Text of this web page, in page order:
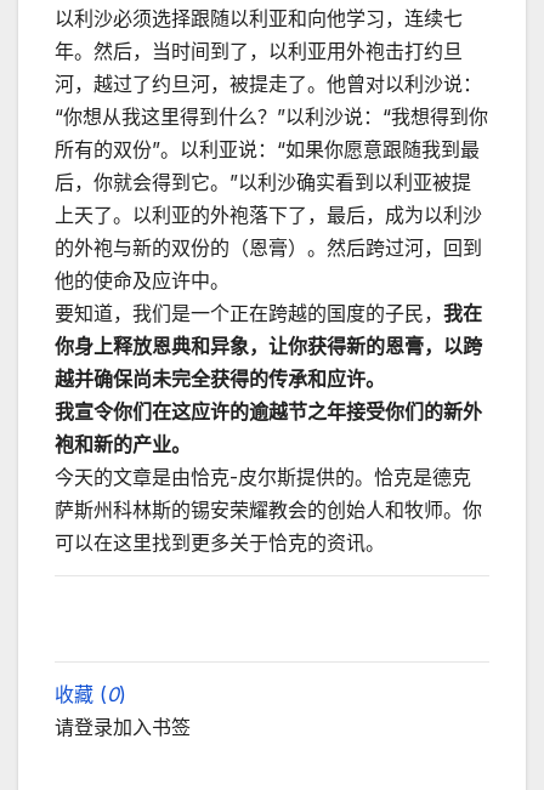
以利沙必须选择跟随以利亚和向他学习，连续七
年。然后，当时间到了，以利亚用外袍击打约旦
河，越过了约旦河，被提走了。他曾对以利沙说：
“你想从我这里得到什么？”以利沙说：“我想得到你
所有的双份”。以利亚说：“如果你愿意跟随我到最
后，你就会得到它。”以利沙确实看到以利亚被提
上天了。以利亚的外袍落下了，最后，成为以利沙
的外袍与新的双份的（恩膏）。然后跨过河，回到
他的使命及应许中。
要知道，我们是一个正在跨越的国度的子民， 我在
你身上释放恩典和异象，让你获得新的恩膏，以跨
越并确保尚未完全获得的传承和应许。
我宣令你们在这应许的逾越节之年接受你们的新外
袍和新的产业。
今天的文章是由恰克-皮尔斯提供的。恰克是德克
萨斯州科林斯的锡安荣耀教会的创始人和牧师。你
可以在这里找到更多关于恰克的资讯。
收藏 (0)
请登录加入书签